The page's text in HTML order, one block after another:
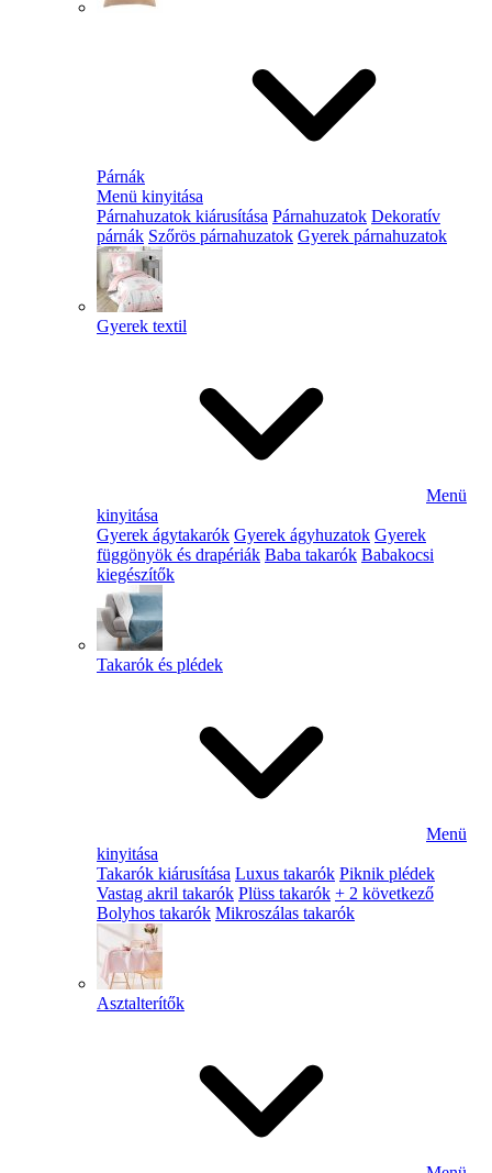
Párnák
Menü kinyitása
Párnahuzatok kiárusítása Párnahuzatok Dekoratív
párnák Szőrös párnahuzatok Gyerek párnahuzatok
Gyerek textil
Menü
kinyitása
Gyerek ágytakarók Gyerek ágyhuzatok Gyerek
függönyök és drapériák Baba takarók Babakocsi
kiegészítők
Takarók és plédek
Menü
kinyitása
Takarók kiárusítása Luxus takarók Piknik plédek
Vastag akril takarók Plüss takarók + 2 következő
Bolyhos takarók Mikroszálas takarók
Asztalterítők